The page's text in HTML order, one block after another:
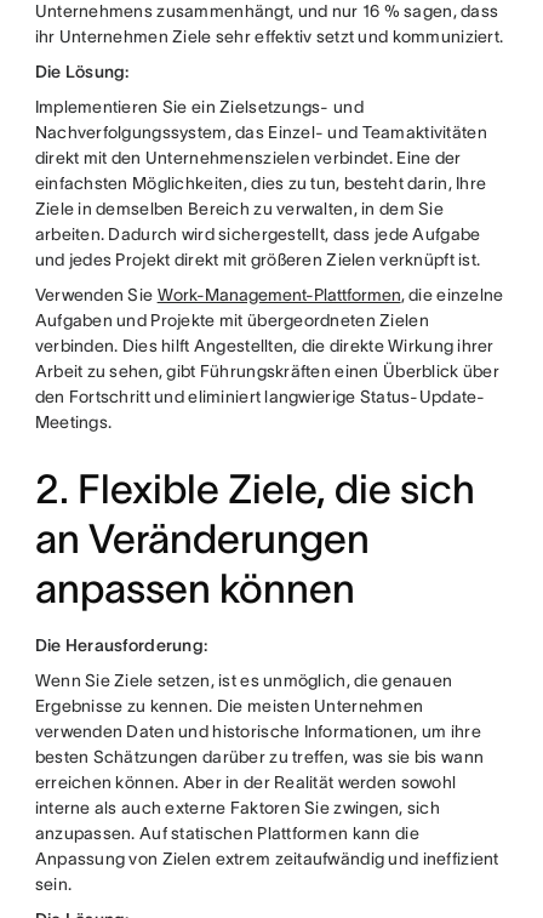
Unternehmens zusammenhängt, und nur 16 % sagen, dass
ihr Unternehmen Ziele sehr effektiv setzt und kommuniziert.
Die Lösung:
Implementieren Sie ein Zielsetzungs- und
Nachverfolgungssystem, das Einzel- und Teamaktivitäten
direkt mit den Unternehmenszielen verbindet. Eine der
einfachsten Möglichkeiten, dies zu tun, besteht darin, Ihre
Ziele in demselben Bereich zu verwalten, in dem Sie
arbeiten. Dadurch wird sichergestellt, dass jede Aufgabe
und jedes Projekt direkt mit größeren Zielen verknüpft ist.
Verwenden Sie Work-Management-Plattformen, die einzelne
Aufgaben und Projekte mit übergeordneten Zielen
verbinden. Dies hilft Angestellten, die direkte Wirkung ihrer
Arbeit zu sehen, gibt Führungskräften einen Überblick über
den Fortschritt und eliminiert langwierige Status-Update-
Meetings.
2. Flexible Ziele, die sich
an Veränderungen
anpassen können
Die Herausforderung:
Wenn Sie Ziele setzen, ist es unmöglich, die genauen
Ergebnisse zu kennen. Die meisten Unternehmen
verwenden Daten und historische Informationen, um ihre
besten Schätzungen darüber zu treffen, was sie bis wann
erreichen können. Aber in der Realität werden sowohl
interne als auch externe Faktoren Sie zwingen, sich
anzupassen. Auf statischen Plattformen kann die
Anpassung von Zielen extrem zeitaufwändig und ineffizient
sein.